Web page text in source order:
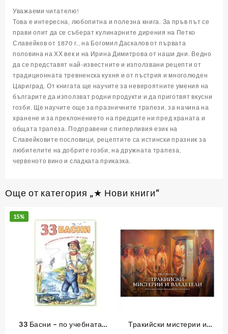
от
Цариград
до
Трявна
Уважаеми читателю!
Това е интересна, любопитна и полезна книга. За пръв път се
прави опит да се съберат кулинарните дирения на Петко
Славейков от 1870 г., на Богомил Даскалов от първата
половина на ХХ век и на Ирина Димитрова от наши дни. Ведно
да се представят най-известните и използвани рецепти от
традиционната тревненска кухня и от пъстрия и многолюден
Цариград. От книгата ще научите за невероятните умения на
българите да използват родни продукти и да приготвят вкусни
гозби. Ще научите още за празничните трапези, за начина на
хранене и за преклонението на предците ни пред храната и
общата трапеза. Подправени с пиперливия език на
Славейковите пословици, рецептите са истински празник за
любителите на добрите гозби, на дружната трапеза,
червеното вино и сладката приказка.
Още от категория „★ Нови книги“
15%
33 Басни – по учебната
Тракийски мистерии и